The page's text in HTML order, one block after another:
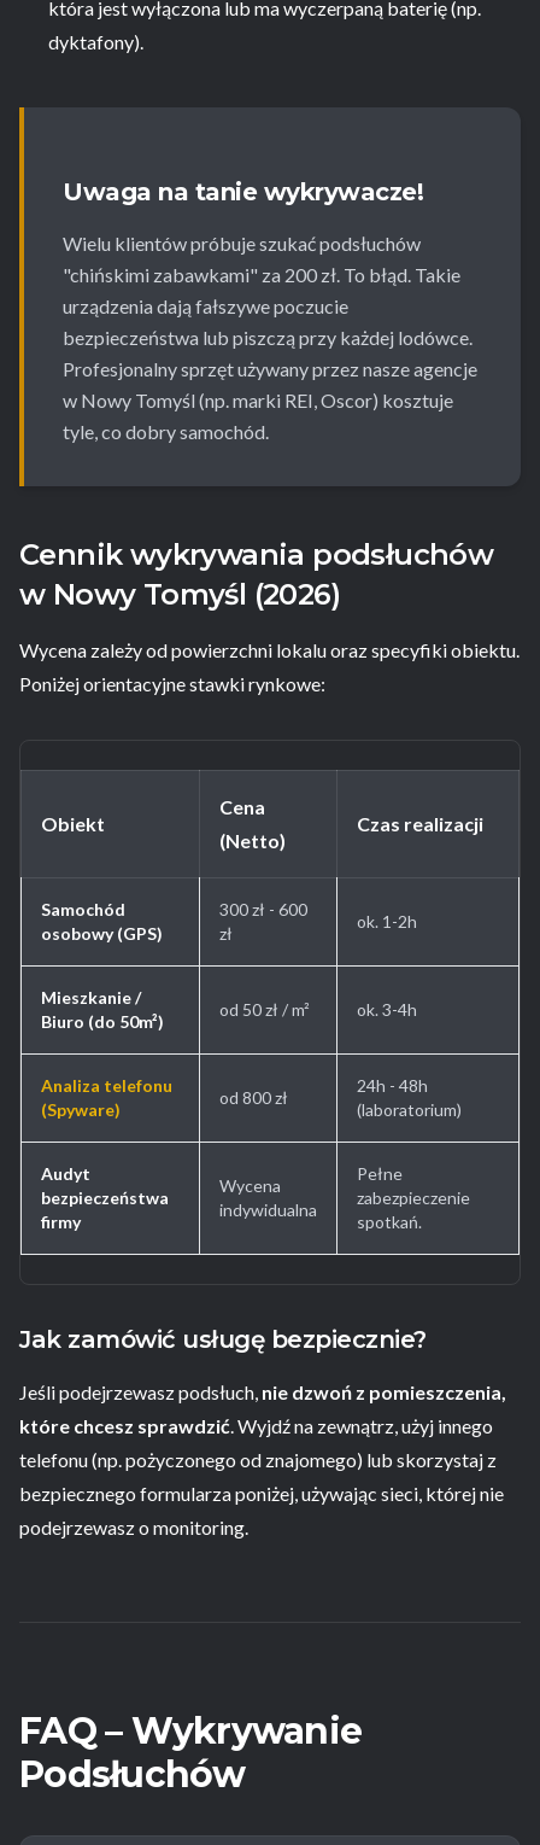
która jest wyłączona lub ma wyczerpaną baterię (np.
dyktafony).
Uwaga na tanie wykrywacze!
Wielu klientów próbuje szukać podsłuchów
"chińskimi zabawkami" za 200 zł. To błąd. Takie
urządzenia dają fałszywe poczucie
bezpieczeństwa lub piszczą przy każdej lodówce.
Profesjonalny sprzęt używany przez nasze agencje
w Nowy Tomyśl (np. marki REI, Oscor) kosztuje
tyle, co dobry samochód.
Cennik wykrywania podsłuchów
w Nowy Tomyśl (2026)
Wycena zależy od powierzchni lokalu oraz specyfiki obiektu.
Poniżej orientacyjne stawki rynkowe:
Obiekt
Cena
(Netto)
Czas realizacji
Samochód
osobowy (GPS)
300 zł - 600
zł
ok. 1-2h
Mieszkanie /
Biuro (do 50m²)
od 50 zł / m² ok. 3-4h
Analiza telefonu
(Spyware)
od 800 zł
24h - 48h
(laboratorium)
Audyt
bezpieczeństwa
firmy
Wycena
indywidualna
Pełne
zabezpieczenie
spotkań.
Jak zamówić usługę bezpiecznie?
Jeśli podejrzewasz podsłuch, nie dzwoń z pomieszczenia,
które chcesz sprawdzić. Wyjdź na zewnątrz, użyj innego
telefonu (np. pożyczonego od znajomego) lub skorzystaj z
bezpiecznego formularza poniżej, używając sieci, której nie
podejrzewasz o monitoring.
FAQ – Wykrywanie
Podsłuchów